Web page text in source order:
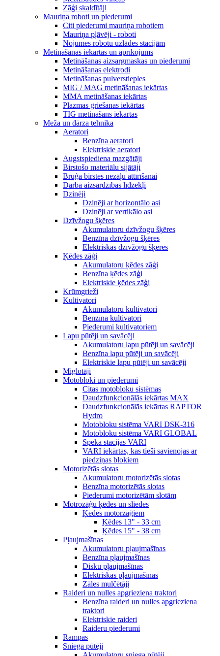
Zāģi skaldītāji
Mauriņa roboti un piederumi
Citi piederumi mauriņa robotiem
Mauriņa pļāvēji - roboti
Nojumes robotu uzlādes stacijām
Metināšanas iekārtas un aprīkojums
Metināšanas aizsargmaskas un piederumi
Metināšanas elektrodi
Metināšanas pulverstieples
MIG / MAG metināšanas iekārtas
MMA metināšanas iekārtas
Plazmas griešanas iekārtas
TIG metināšans iekārtas
Meža un dārza tehnika
Aeratori
Benzīna aeratori
Elektriskie aeratori
Augstspiediena mazgātāji
Birstošo materiālu sijātāji
Bruģa birstes nezāļu attīrīšanai
Darba aizsardzības līdzekļi
Dzinēji
Dzinēji ar horizontālo asi
Dzinēji ar vertikālo asi
Dzīvžogu šķēres
Akumulatoru dzīvžogu šķēres
Benzīna dzīvžogu šķēres
Elektriskās dzīvžogu šķēres
Ķēdes zāģi
Akumulatoru ķēdes zāģi
Benzīna ķēdes zāģi
Elektriskie ķēdes zāģi
Krūmgrieži
Kultivatori
Akumulatoru kultivatori
Benzīna kultivatori
Piederumi kultivatoriem
Lapu pūtēji un savācēji
Akumulatoru lapu pūtēji un savācēji
Benzīna lapu pūtēji un savācēji
Elektriskie lapu pūtēji un savācēji
Miglotāji
Motobloki un piederumi
Citas motobloku sistēmas
Daudzfunkcionālās iekārtas MAX
Daudzfunkcionālās iekārtas RAPTOR
Hydro
Motobloku sistēma VARI DSK-316
Motobloku sistēma VARI GLOBAL
Spēka stacijas VARI
VARI iekārtas, kas tieši savienojas ar
piedziņas blokiem
Motorizētās slotas
Akumulatoru motorizētās slotas
Benzīna motorizētās slotas
Piederumi motorizētām slotām
Motrozāģu ķēdes un sliedes
Ķēdes motorzāģiem
Ķēdes 13" - 33 cm
Ķēdes 15" - 38 cm
Pļaujmašīnas
Akumulatoru pļaujmašīnas
Benzīna pļaujmašīnas
Disku pļaujmašīnas
Elektriskās pļaujmašīnas
Zāles mulčētāji
Raideri un nulles apgrieziena traktori
Benzīna raideri un nulles apgrieziena
traktori
Elektriskie raideri
Raideru piederumi
Rampas
Sniega pūtēji